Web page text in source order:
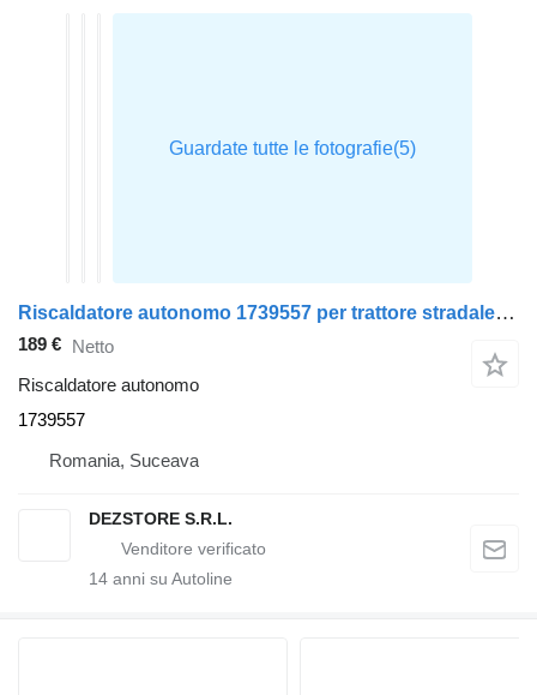
Riscaldatore autonomo 1739557 per trattore stradale DAF XF105
189 € Netto
Riscaldatore autonomo
1739557
Romania, Suceava
DEZSTORE S.R.L.
14 anni su Autoline